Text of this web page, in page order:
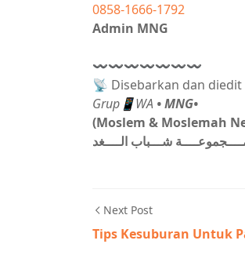
0858-1666-1792
Admin MNG
〰〰〰〰〰〰〰
📡 Disebarkan dan diedit
Grup📱WA • MNG•
(Moslem & Moslemah
شـــباب الــــغد
Next Post
Tips Kesuburan Untuk